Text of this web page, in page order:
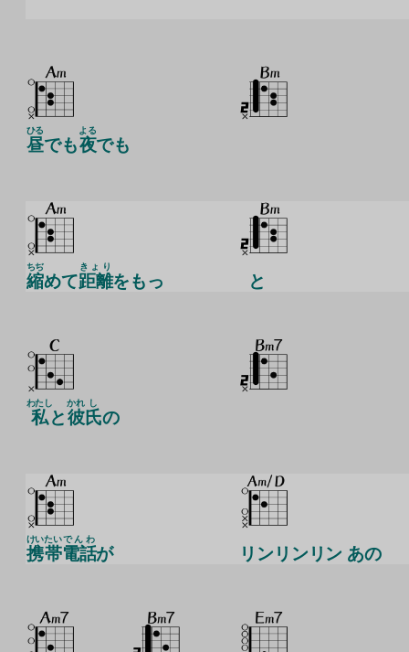
昼
ひる
でも夜
よる
でも
縮
ちぢ
めて距離
きょり
をもっ と
私
わたし
と彼
かれ
氏
し
の
携
けい
帯
たい
電話
でんわ
が リンリンリン あの